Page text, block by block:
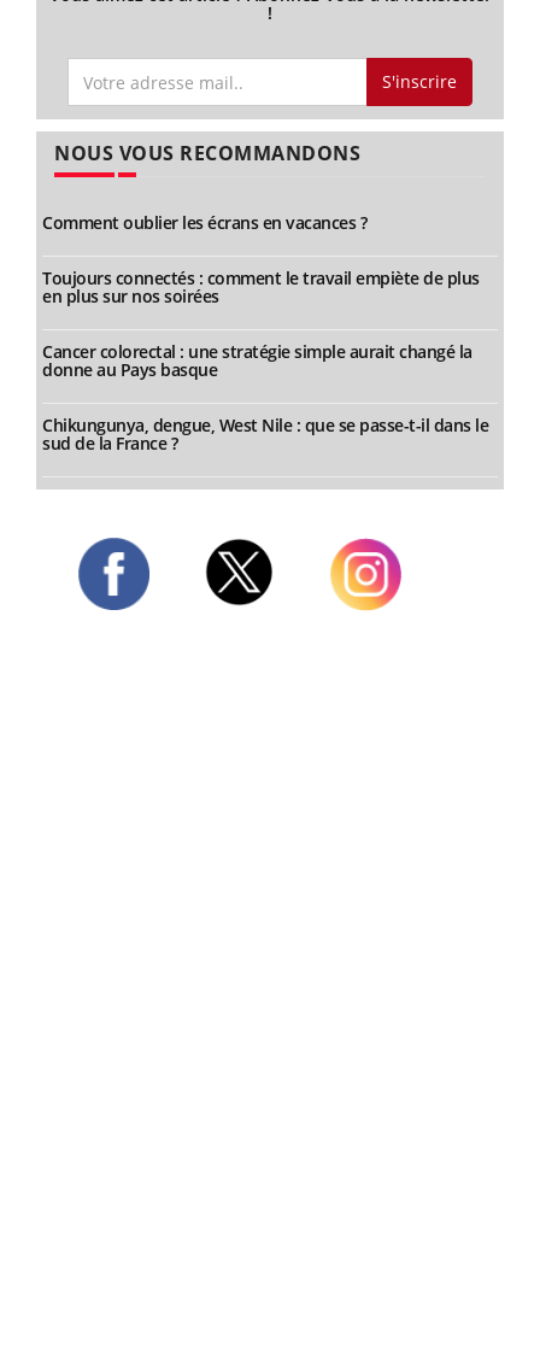
!
S'inscrire
NOUS VOUS RECOMMANDONS
Comment oublier les écrans en vacances ?
Toujours connectés : comment le travail empiète de plus
en plus sur nos soirées
Cancer colorectal : une stratégie simple aurait changé la
donne au Pays basque
Chikungunya, dengue, West Nile : que se passe-t-il dans le
sud de la France ?